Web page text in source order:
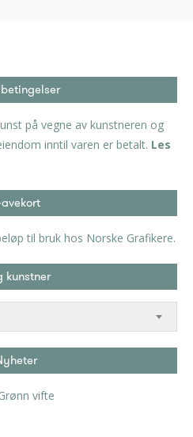
på vegne av kunstneren og
inntil varen er betalt. Les
til bruk hos Norske Grafikere.
kunstner
vifte